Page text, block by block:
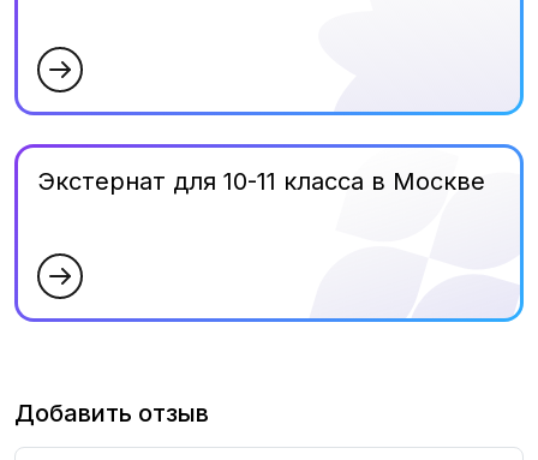
Экстернат для 10-11 класса в Москве
Добавить отзыв